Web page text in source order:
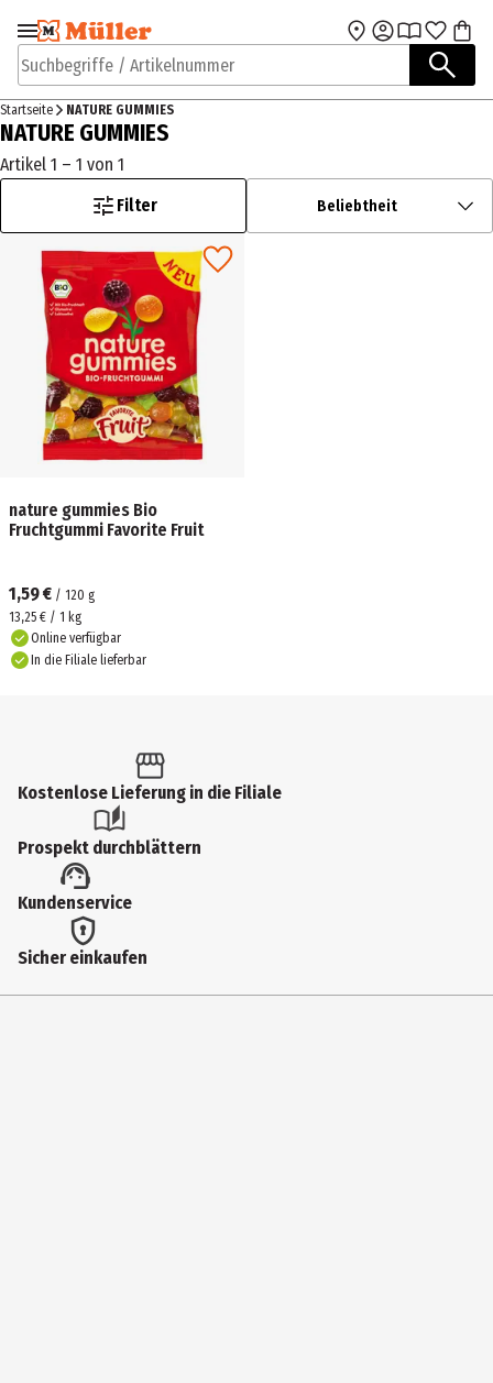
Zur Navigation
springen
Zum Hauptinhalt
Suchbegriffe / Artikelnummer
Startseite NATURE GUMMIES
NATURE GUMMIES
Artikel 1 – 1 von 1
Filter
Beliebtheit
nature gummies Bio
Fruchtgummi Favorite Fruit
1,59 € / 120 g
13,25 € / 1 kg
Online verfügbar
In die Filiale lieferbar
Kostenlose Lieferung in die Filiale
Prospekt durchblättern
Kundenservice
Sicher einkaufen